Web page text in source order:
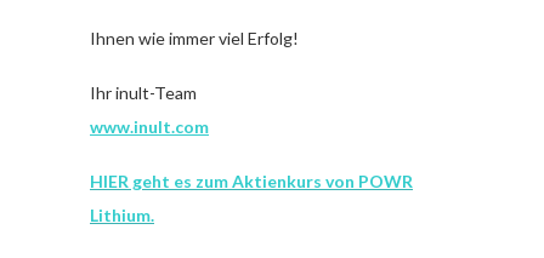
Ihnen wie immer viel Erfolg!
Ihr inult-Team
www.inult.com
HIER geht es zum Aktienkurs von POWR
Lithium.